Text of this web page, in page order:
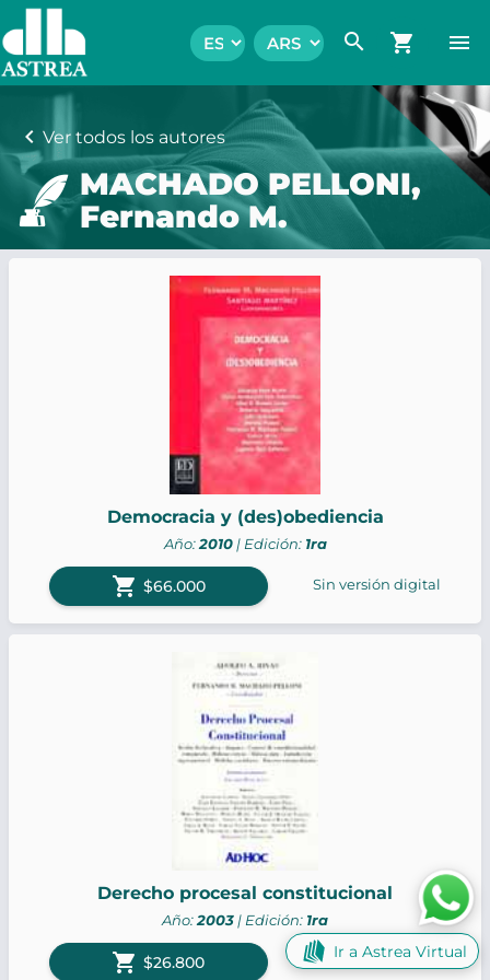
search shopping_cart menu
chevron_left Ver todos los autores
MACHADO PELLONI,
Fernando M.
Democracia y (des)obediencia
Año:2010| Edición: 1ra
shopping_cart $66.000 Sin versión digital
Derecho procesal constitucional
Año:2003 | Edición: 1ra
shopping_cart $26.800 Sin versión digital
Ir a Astrea Virtual